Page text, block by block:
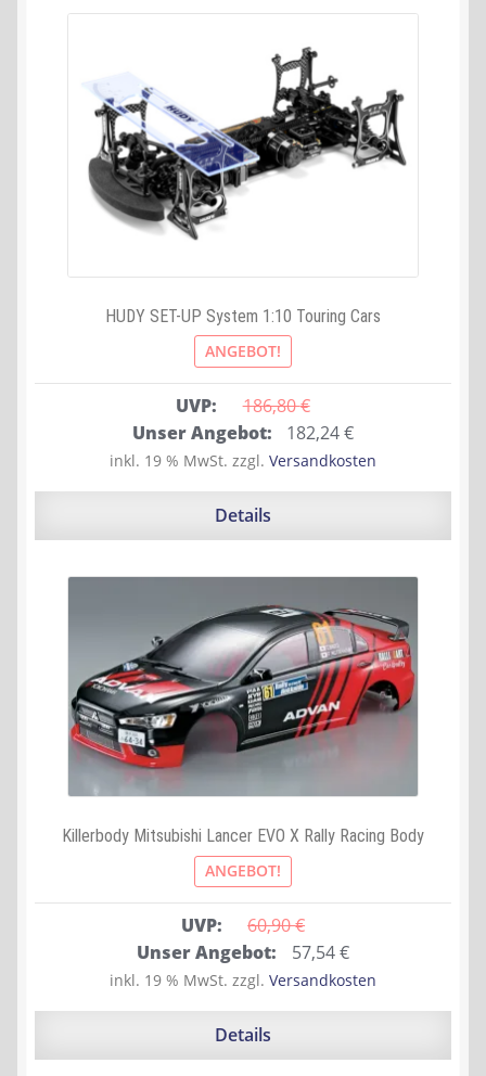
HUDY SET-UP System 1:10 Touring Cars
ANGEBOT!
UVP: 186,80 €
Ursprünglicher
Preis
war:
Unser Angebot: 182,24€Aktueller
Preis
ist:
inkl. 19 % MwSt. zzgl. Versandkosten
Details
Killerbody Mitsubishi Lancer EVO X Rally Racing Body
ANGEBOT!
UVP: 60,90 €
Ursprünglicher
Preis
war:
Unser Angebot: 57,54€Aktueller
Preis
ist:
inkl. 19 % MwSt. zzgl. Versandkosten
Details